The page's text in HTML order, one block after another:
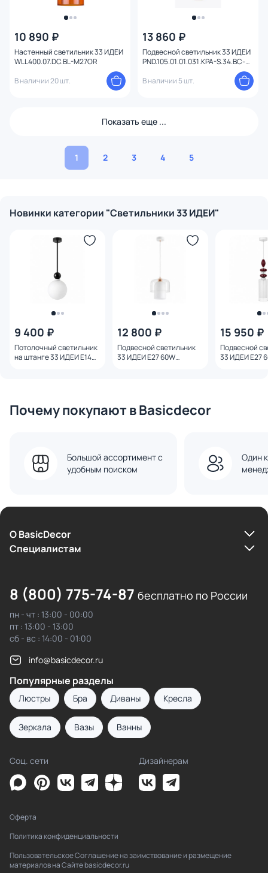
10 890 ₽
Настенный светильник 33 ИДЕИ
WLL400.07.DC.BL-M27OR
В наличии 20 шт.
13 860 ₽
Подвесной светильник 33 ИДЕИ
PND.105.01.01.031.KPA-S.34.BC-
В наличии 5 шт.
Показать еще ...
1 2 3 4 5
Новинки категории "Светильники 33 ИДЕИ"
9 400 ₽
Потолочный светильник
на штанге 33 ИДЕИ Е14
12 800 ₽
Подвесной светильник
33 ИДЕИ Е27 60W
15 950 ₽
Подвесной
33 ИДЕИ Е27
Почему покупают в Basicdecor
Большой ассортимент с
удобным поиском
Один
О BasicDecor
Cпециалистам
8 (800) 775-74-87 бесплатно по России
пн - чт : 13:00 - 00:00
пт : 13:00 - 13:00
сб - вс : 14:00 - 01:00
info@basicdecor.ru
Популярные разделы
Люстры Бра Диваны Кресла
Зеркала Вазы Ванны
Соц. сети Дизайнерам
Оферта
Политика конфиденциальности
Пользовательское Соглашение на заимствование и размещение
материалов на Сайте basicdecor.ru